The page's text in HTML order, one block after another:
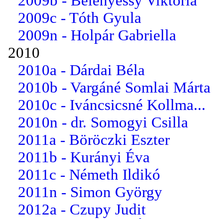
2009c - Tóth Gyula
2009n - Holpár Gabriella
2010
2010a - Dárdai Béla
2010b - Vargáné Somlai Márta
2010c - Iváncsicsné Kollma...
2010n - dr. Somogyi Csilla
2011a - Böröczki Eszter
2011b - Kurányi Éva
2011c - Németh Ildikó
2011n - Simon György
2012a - Czupy Judit